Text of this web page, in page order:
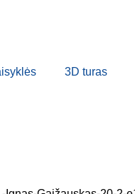
3D turas